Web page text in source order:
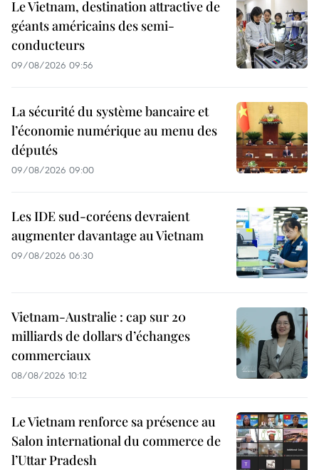
Le Vietnam, destination attractive de
géants américains des semi-
conducteurs
09/08/2026 09:56
La sécurité du système bancaire et
l’économie numérique au menu des
députés
09/08/2026 09:00
Les IDE sud-coréens devraient
augmenter davantage au Vietnam
09/08/2026 06:30
Vietnam-Australie : cap sur 20
milliards de dollars d’échanges
commerciaux
08/08/2026 10:12
Le Vietnam renforce sa présence au
Salon international du commerce de
l’Uttar Pradesh